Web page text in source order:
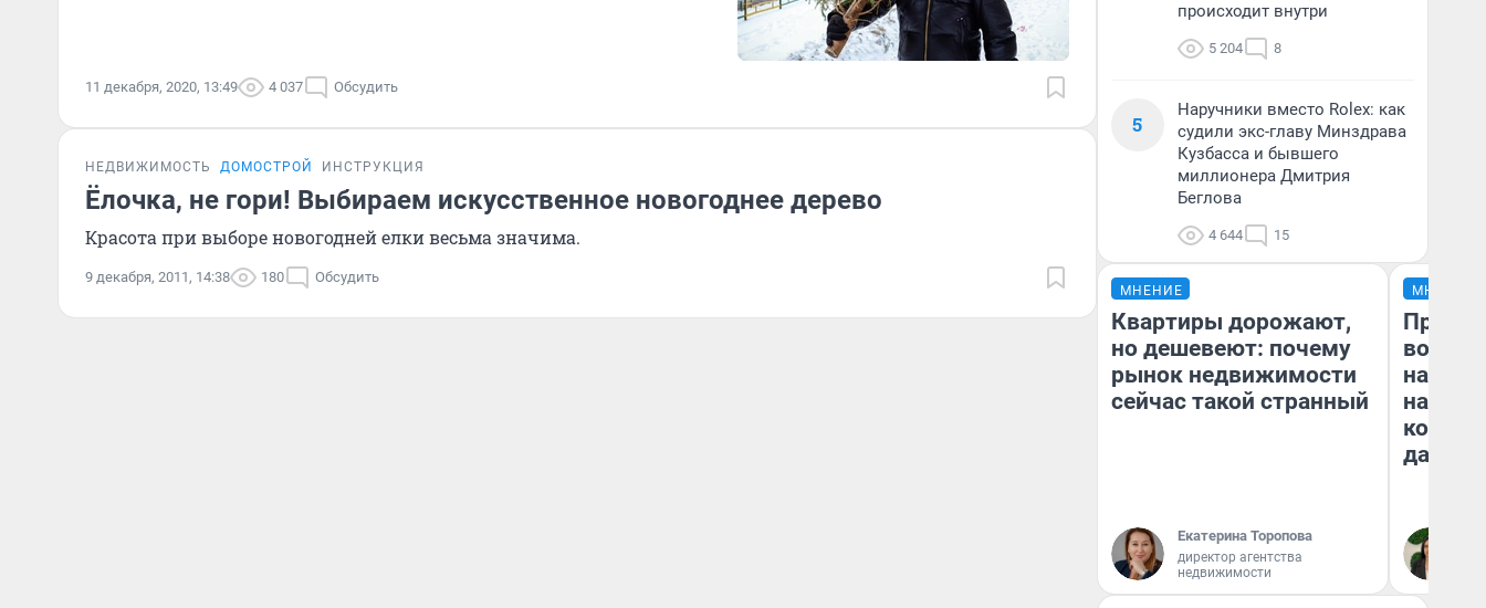
11 декабря, 2020, 13:49 4 037 Обсудить
НЕДВИЖИМОСТЬ ДОМОСТРОЙ ИНСТРУКЦИЯ
Ёлочка, не гори! Выбираем искусственное новогоднее дерево
Красота при выборе новогодней елки весьма значима.
9 декабря, 2011, 14:38 180 Обсудить
происходит внутри
5 204 8
5
Наручники вместо Rolex: как
судили экс-главу Минздрава
Кузбасса и бывшего
миллионера Дмитрия
Беглова
4 644 15
МНЕНИЕ
Квартиры дорожают,
но дешевеют: почему
рынок недвижимости
сейчас такой странный
Екатерина Торопова
директор агентства
недвижимости
МНЕНИЕ
нам
даже